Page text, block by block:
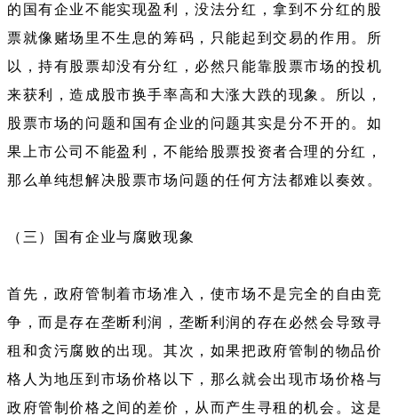
的国有企业不能实现盈利，没法分红，拿到不分红的股
票就像赌场里不生息的筹码，只能起到交易的作用。所
以，持有股票却没有分红，必然只能靠股票市场的投机
来获利，造成股市换手率高和大涨大跌的现象。所以，
股票市场的问题和国有企业的问题其实是分不开的。如
果上市公司不能盈利，不能给股票投资者合理的分红，
那么单纯想解决股票市场问题的任何方法都难以奏效。
（三）国有企业与腐败现象
首先，政府管制着市场准入，使市场不是完全的自由竞
争，而是存在垄断利润，垄断利润的存在必然会导致寻
租和贪污腐败的出现。其次，如果把政府管制的物品价
格人为地压到市场价格以下，那么就会出现市场价格与
政府管制价格之间的差价，从而产生寻租的机会。这是